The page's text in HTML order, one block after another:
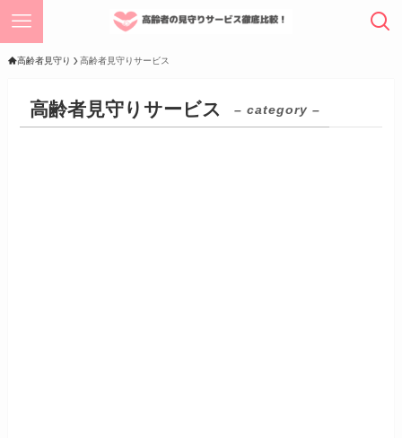
高齢者見守り 高齢者見守りサービス
高齢者見守りサービス – category –